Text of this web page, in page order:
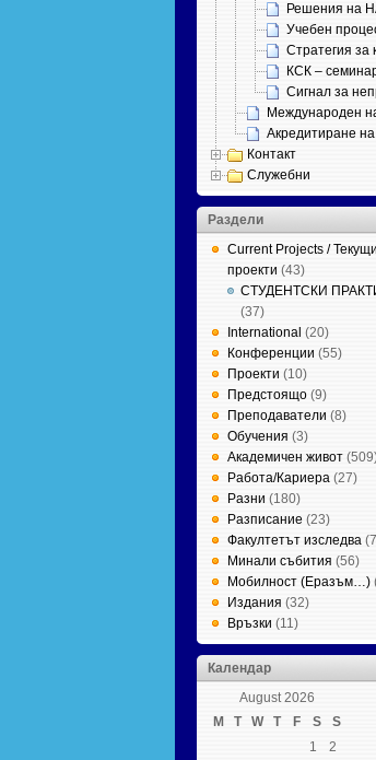
Решения на
Учебен
Стратегия за
КСК –
Сигнал за
Международен
Акредитиране на
Контакт
Служебни
Раздели
Current Projects / Текущи
проекти (43)
СТУДЕНТСКИ
(37)
International (20)
Конференции (55)
Проекти (10)
Предстоящо(9)
Преподаватели (8)
Обучения (3)
Академичен живот
Работа/Кариера(27)
Разни (180)
Разписание(23)
Факултетът изследва
Минали събития (56)
Мобилност (Еразъм…)
Издания (32)
Връзки (11)
Календар
August 2026
M
T W T F S
S
1
2